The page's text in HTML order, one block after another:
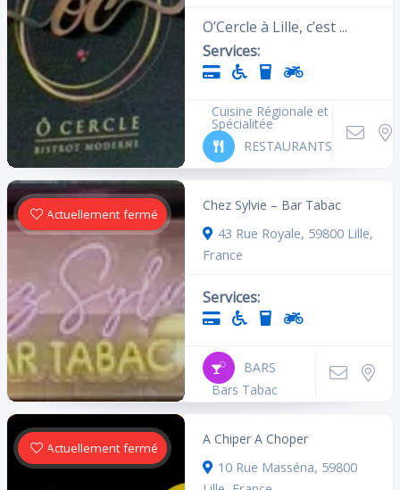
O’Cercle à Lille, c’est ...
Services:
Cuisine Régionale et
Spécialitée
RESTAURANTS
Actuellement fermé
Chez Sylvie – Bar Tabac
43 Rue Royale, 59800 Lille,
France
Services:
BARS
Bars Tabac
Actuellement fermé
A Chiper A Choper
10 Rue Masséna, 59800